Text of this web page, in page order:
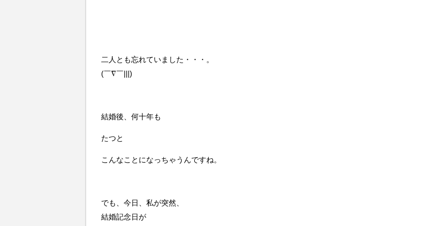
二人とも忘れていました・・・。
(￣∇￣|||)
結婚後、何十年も
たつと
こんなことになっちゃうんですね。
でも、今日、私が突然、
結婚記念日が